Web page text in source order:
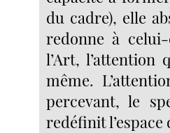
du cadre), elle
redonne à
l’Art, l’attention
même.
percevant, le
redéfinit